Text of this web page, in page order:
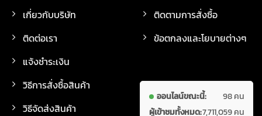
เกี่ยวกับบริษัท
ติดต่อเรา
แจ้งชำระเงิน
วิธีการสั่งซื้อสินค้า
วิธีจัดส่งสินค้า
ติดตามการสั่งซื้อ
ข้อตกลงและโยบายต่างๆ
ออนไลน์ขณะนี้:
98 คน
ผู้เข้าชมทั้งหมด:7,711,059 คน